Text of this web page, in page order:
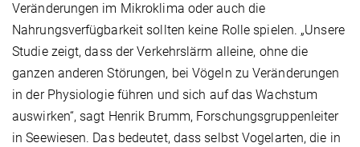
Veränderungen im Mikroklima oder auch die
Nahrungsverfügbarkeit sollten keine Rolle spielen. „Unsere
Studie zeigt, dass der Verkehrslärm alleine, ohne die
ganzen anderen Störungen, bei Vögeln zu Veränderungen
in der Physiologie führen und sich auf das Wachstum
auswirken“, sagt Henrik Brumm, Forschungsgruppenleiter
in Seewiesen. Das bedeutet, dass selbst Vogelarten, die in